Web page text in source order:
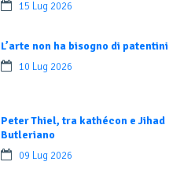
15 Lug 2026
L’arte non ha bisogno di patentini
10 Lug 2026
Peter Thiel, tra kathécon e Jihad
Butleriano
09 Lug 2026